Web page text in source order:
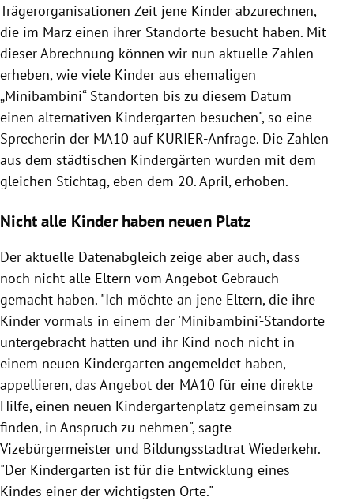
Trägerorganisationen Zeit jene Kinder abzurechnen,
die im März einen ihrer Standorte besucht haben. Mit
dieser Abrechnung können wir nun aktuelle Zahlen
erheben, wie viele Kinder aus ehemaligen
„Minibambini“ Standorten bis zu diesem Datum
einen alternativen Kindergarten besuchen", so eine
Sprecherin der MA10 auf KURIER-Anfrage. Die Zahlen
aus dem städtischen Kindergärten wurden mit dem
gleichen Stichtag, eben dem 20. April, erhoben.
Nicht alle Kinder haben neuen Platz
Der aktuelle Datenabgleich zeige aber auch, dass
noch nicht alle Eltern vom Angebot Gebrauch
gemacht haben. "Ich möchte an jene Eltern, die ihre
Kinder vormals in einem der 'Minibambini'-Standorte
untergebracht hatten und ihr Kind noch nicht in
einem neuen Kindergarten angemeldet haben,
appellieren, das Angebot der MA10 für eine direkte
Hilfe, einen neuen Kindergartenplatz gemeinsam zu
finden, in Anspruch zu nehmen", sagte
Vizebürgermeister und Bildungsstadtrat Wiederkehr.
"Der Kindergarten ist für die Entwicklung eines
Kindes einer der wichtigsten Orte."